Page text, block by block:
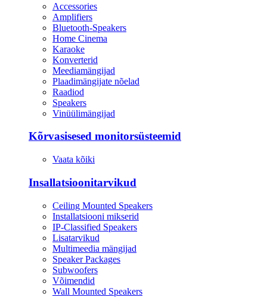
Accessories
Amplifiers
Bluetooth-Speakers
Home Cinema
Karaoke
Konverterid
Meediamängijad
Plaadimängijate nõelad
Raadiod
Speakers
Vinüülimängijad
Kõrvasisesed monitorsüsteemid
Vaata kõiki
Insallatsioonitarvikud
Ceiling Mounted Speakers
Installatsiooni mikserid
IP-Classified Speakers
Lisatarvikud
Multimeedia mängijad
Speaker Packages
Subwoofers
Võimendid
Wall Mounted Speakers